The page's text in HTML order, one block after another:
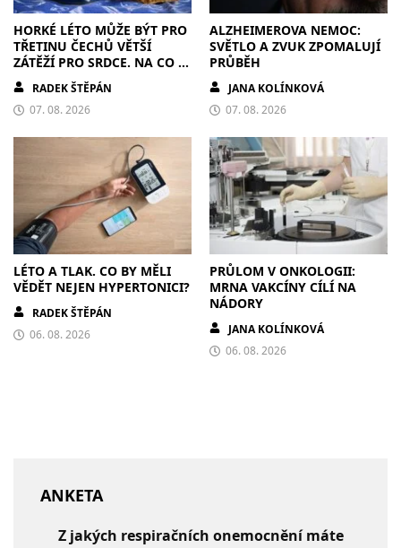
HORKÉ LÉTO MŮŽE BÝT PRO
TŘETINU ČECHŮ VĚTŠÍ
ZÁTĚŽÍ PRO SRDCE. NA CO SI
DÁT POZOR?
RADEK ŠTĚPÁN
07. 08. 2026
ALZHEIMEROVA NEMOC:
SVĚTLO A ZVUK ZPOMALUJÍ
PRŮBĚH
JANA KOLÍNKOVÁ
07. 08. 2026
LÉTO A TLAK. CO BY MĚLI
VĚDĚT NEJEN HYPERTONICI?
RADEK ŠTĚPÁN
06. 08. 2026
PRŮLOM V ONKOLOGII:
MRNA VAKCÍNY CÍLÍ NA
NÁDORY
JANA KOLÍNKOVÁ
06. 08. 2026
ANKETA
Z jakých respiračních onemocnění máte